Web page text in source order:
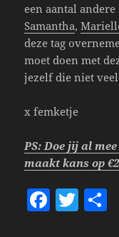
een aantal
Samantha,
deze tag
moet doen met
jezelf die niet
x femketje
PS: Doe jij al
maakt kans op
F T